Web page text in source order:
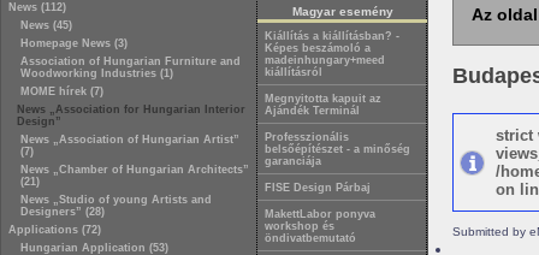
News (112)
News (45)
Homepage News (3)
Association of Hungarian Furniture and
Woodworking Industries (1)
MOME hírek (7)
News „Association for Hungarian Interior
Design”
News „Association of Hungarian Artist”
(7)
News „Chamber of Hungarian Architects”
(21)
News „Studio of young Artists and
Designers” (28)
Applications (72)
Hungarian Application (53)
Magyar esemény
Kiállítás a kiállításban? -
Képes beszámoló a
madeinhungary+meed
kiállításról
Megnyitotta kapuit az
Ajándék Terminál
Professzionális
belsőépítészet - a minőség
garanciája
FISE Design Párbaj
MakettLabor ponyva
workshop és
öndivatbemutató
Az
strict
/
on
Submitted by